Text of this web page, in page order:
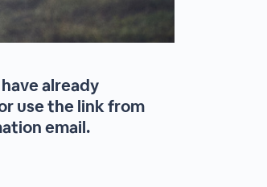
already
use the link from
email.